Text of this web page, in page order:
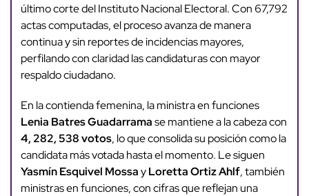
último corte del Instituto Nacional Electoral. Con 67,792
actas computadas, el proceso avanza de manera
continua y sin reportes de incidencias mayores,
perfilando con claridad las candidaturas con mayor
respaldo ciudadano.
En la contienda femenina, la ministra en funciones
Lenia Batres Guadarramase mantiene a la cabeza con
4, 282, 538 votos, lo que consolida su posición como la
candidata más votada hasta el momento. Le siguen
Yasmín Esquivel MossayLoretta Ortiz Ahlf, también
ministras en funciones, con cifras que reflejan una